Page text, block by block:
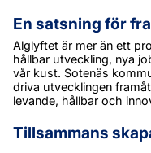
En satsning för
Alglyftet är mer än ett
hållbar utveckling, nya
vår kust. Sotenäs
driva utvecklingen
levande, hållbar och
Tillsammans